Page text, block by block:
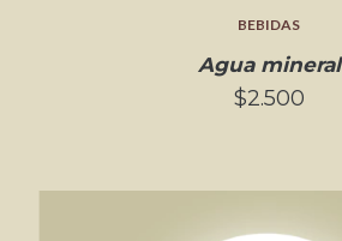
BEBIDAS
Agua mineral
$2.500